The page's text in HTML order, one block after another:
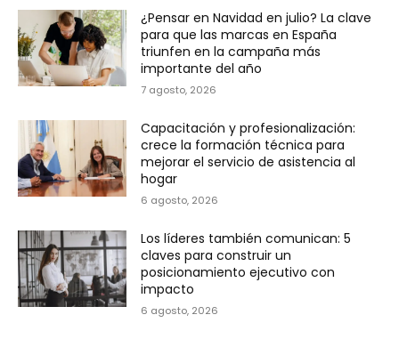
¿Pensar en Navidad en julio? La clave
para que las marcas en España
triunfen en la campaña más
importante del año
7 agosto, 2026
Capacitación y profesionalización:
crece la formación técnica para
mejorar el servicio de asistencia al
hogar
6 agosto, 2026
Los líderes también comunican: 5
claves para construir un
posicionamiento ejecutivo con
impacto
6 agosto, 2026